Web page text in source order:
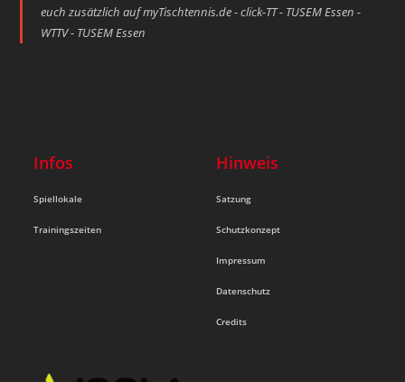
euch zusätzlich aufmyTischtennis.de - click-TT - TUSEM Essen -
WTTV - TUSEM Essen
Infos
Spiellokale
Trainingszeiten
Hinweis
Satzung
Schutzkonzept
Impressum
Datenschutz
Credits